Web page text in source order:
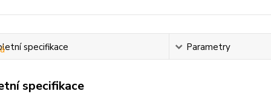
specifikace Parametry
specifikace